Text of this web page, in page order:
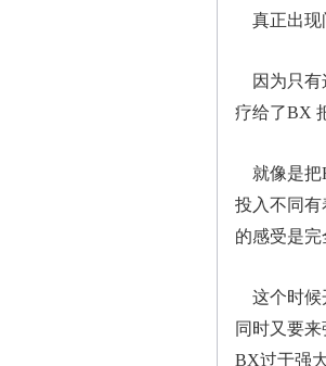
真正出现
因为只有
疗给了BX
就像是把
投入不同
的感受是完
这个时候
同时又要
BX过于强大